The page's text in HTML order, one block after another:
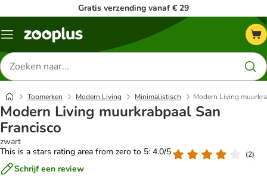
Gratis verzending vanaf € 29
Menu
Zoeken
naar
producten
Topmerken Modern Living Minimalistisch Modern Living
Modern Living muurkrabpaal San
Francisco
zwart
This is a stars rating area from zero to 5: 4.0/5
(2)
Schrijf een review